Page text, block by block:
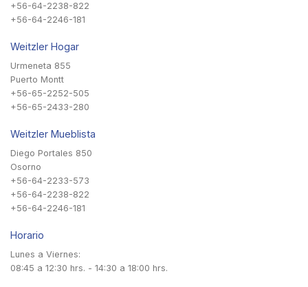
+56-64-2238-822
+56-64-2246-181
Weitzler Hogar
Urmeneta 855
Puerto Montt
+56-65-2252-505
+56-65-2433-280
Weitzler Mueblista
Diego Portales 850
Osorno
+56-64-2233-573
+56-64-2238-822
+56-64-2246-181
Horario
Lunes a Viernes:
08:45 a 12:30 hrs. - 14:30 a 18:00 hrs.